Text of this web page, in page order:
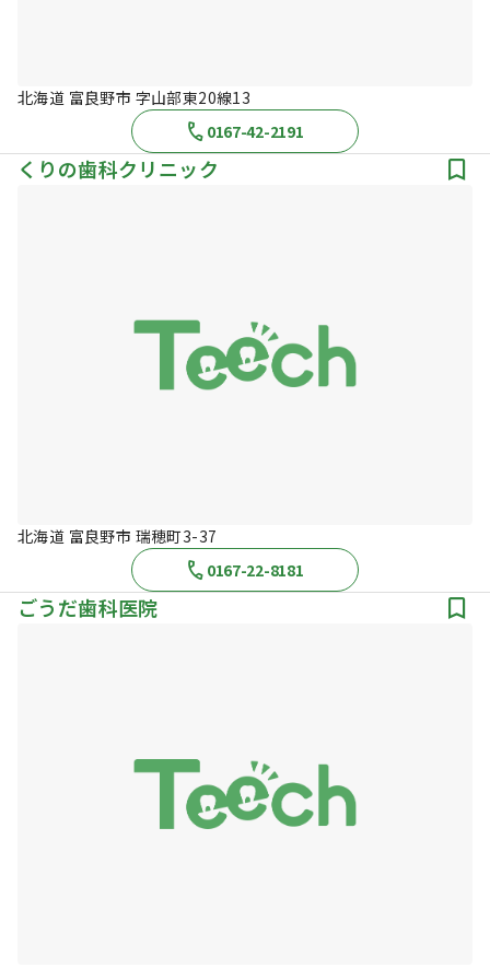
北海道 富良野市 字山部東20線13
0167-42-2191
くりの歯科クリニック
北海道 富良野市 瑞穂町3-37
0167-22-8181
ごうだ歯科医院